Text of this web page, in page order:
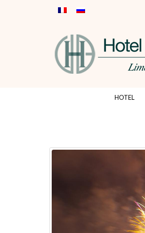
HOTEL